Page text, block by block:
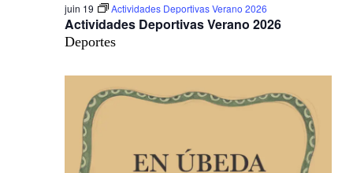
Actividades Deportivas Verano 2026
juin 19 Actividades Deportivas Verano 2026
Deportes